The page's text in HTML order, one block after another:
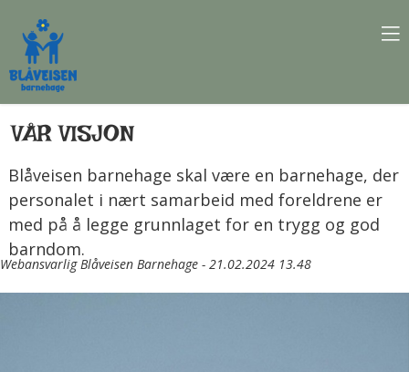
VÅR VISJON
Blåveisen barnehage skal være en barnehage, der
personalet i nært samarbeid med foreldrene er
med på å legge grunnlaget for en trygg og god
barndom.
Webansvarlig Blåveisen Barnehage - 21.02.2024 13.48